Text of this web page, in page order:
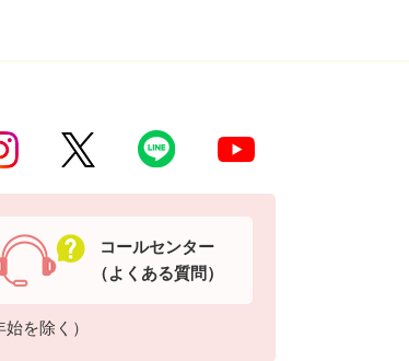
を除く）
コールセンター
（よくある質問）